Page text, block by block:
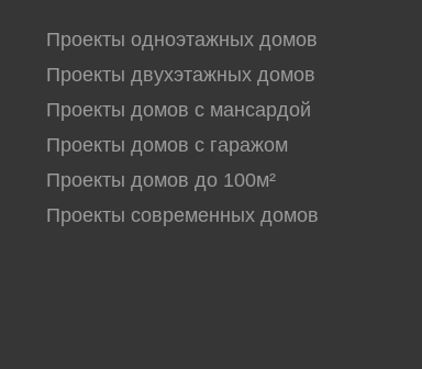
Проекты одноэтажных домов
Проекты двухэтажных домов
Проекты домов с мансардой
Проекты домов с гаражом
Проекты домов до 100м²
Проекты современных домов